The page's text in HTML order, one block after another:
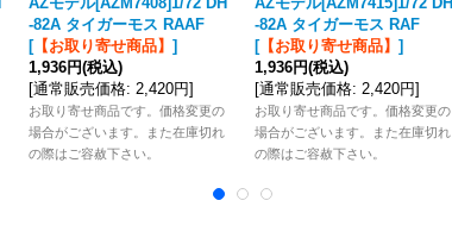
-82A タイガーモス RAAF
[【お取り寄せ商品】 ]
1,936円(税込)
[通常販売価格: 2,420円]
お取り寄せ商品です。価格変更の
場合がございます。また在庫切れ
の際はご容赦下さい。
-82A タイガーモス RAF
[【お取り寄せ商品】 ]
1,936円(税込)
[通常販売価格: 2,420円]
お取り寄せ商品です。価格変更の
場合がございます。また在庫切れ
の際はご容赦下さい。